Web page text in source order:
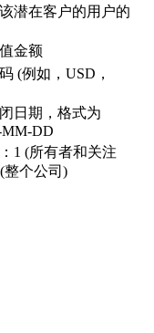
潜在客户的用户的
金额
(例如，USD，
日期，格式为
DD
1 (所有者和关注
整个公司)